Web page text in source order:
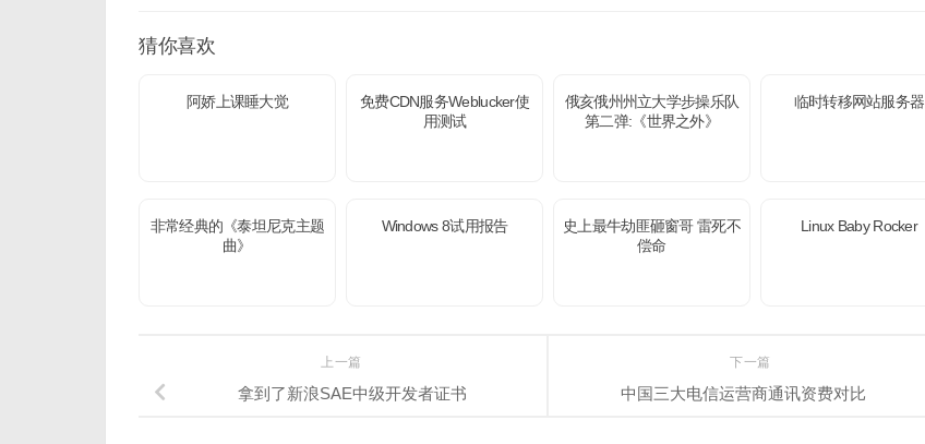
猜你喜欢
阿娇上课睡大觉
免费CDN服务Weblucker使
用测试
俄亥俄州州立大学步操乐队
第二弹:《世界之外》
临时转移网站服务器
非常经典的《泰坦尼克主题
曲》
Windows 8试用报告
史上最牛劫匪砸窗哥 雷死不
偿命
Linux Baby Rocker
下一篇
中国三大电信运营商通讯资费对比
上一篇
拿到了新浪SAE中级开发者证书